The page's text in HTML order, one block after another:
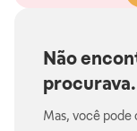
Não
procurava.
Mas, você